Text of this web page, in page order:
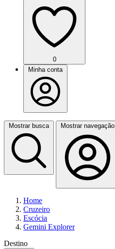
0
Minha conta
Mostrar busca Mostrar navegação
Home
Cruzeiro
Escócia
Gemini Explorer
Destino